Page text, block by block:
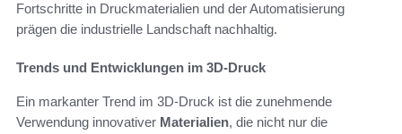
Fortschritte in Druckmaterialien und der Automatisierung
prägen die industrielle Landschaft nachhaltig.
Trends und Entwicklungen im 3D-Druck
Ein markanter Trend im 3D-Druck ist die zunehmende
Verwendung innovativer Materialien, die nicht nur die